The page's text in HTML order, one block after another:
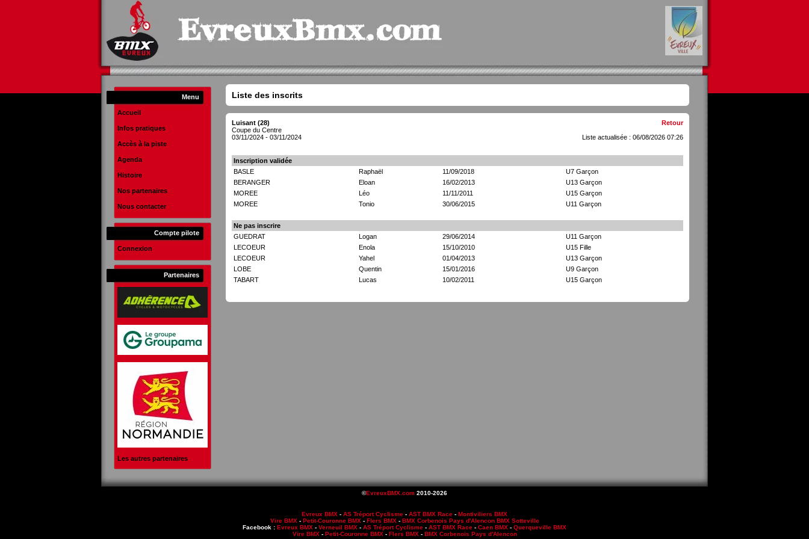
Menu
Accueil
Infos pratiques
Accès à la piste
Agenda
Histoire
Nos partenaires
Nous contacter
Compte pilote
Connexion
Partenaires
Les autres partenaires
Liste des inscrits
Luisant (28)
Coupe du Centre
03/11/2024 - 03/11/2024
Retour
Liste actualisée : 06/08/2026 07:26
Inscription validée
BASLE
Raphaël 11/09/2018
U7 Garçon
BERANGER
Eloan 16/02/2013
U13 Garçon
MOREE
Léo 11/11/2011
U15 Garçon
MOREE
Tonio 30/06/2015 U11 Garçon
Ne pas inscrire
GUEDRAT
Logan 29/06/2014
U11 Garçon
LECOEUR
Enola 15/10/2010
U15 Fille
LECOEUR
Yahel 01/04/2013
U13 Garçon
LOBE
Quentin 15/01/2016
U9 Garçon
TABART
Lucas 10/02/2011 U15 Garçon
©EvreuxBMX.com 2010-2026
Evreux BMX - AS Tréport Cyclisme - AST BMX Race - Montiviliers BMX
Vire BMX - Petit-Couronne BMX - Flers BMX - BMX Corbenois Pays d'Alencon BMX Sotteville
Facebook : Evreux BMX - Verneuil BMX - AS Tréport Cyclisme - AST BMX Race - Caen BMX - Querqueville BMX
Vire BMX - Petit-Couronne BMX - Flers BMX - BMX Corbenois Pays d'Alencon